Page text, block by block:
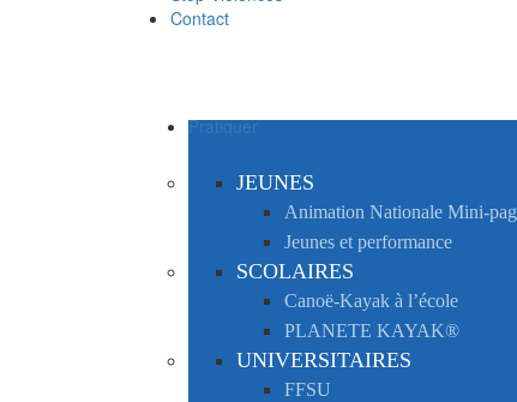
Contact
Pratiquer
JEUNES
Animation Nationale Mini-pag
Jeunes et performance
SCOLAIRES
Canoë-Kayak à l’école
PLANETE KAYAK®
UNIVERSITAIRES
FFSU